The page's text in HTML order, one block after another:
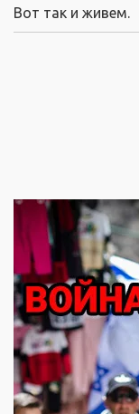
Вот так и живем.